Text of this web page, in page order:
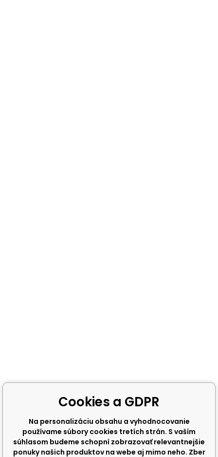
Cookies a GDPR
Na personalizáciu obsahu a vyhodnocovanie
používame súbory cookies tretích strán. S vaším
súhlasom budeme schopní zobrazovať relevantnejšie
ponuky našich produktov na webe aj mimo neho. Zber